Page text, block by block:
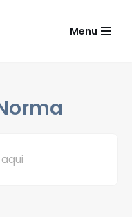
Menu